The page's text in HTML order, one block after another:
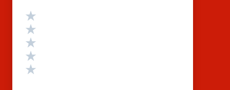
Valutazione